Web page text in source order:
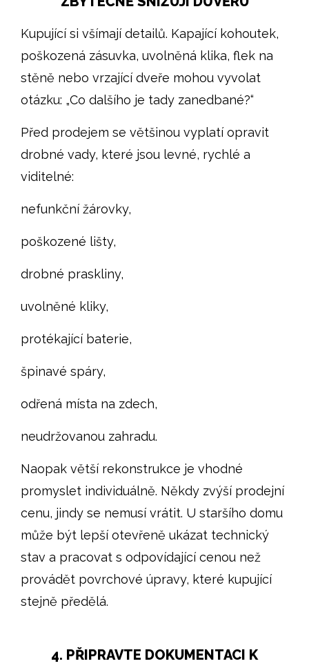
Kupující si všímají detailů. Kapající kohoutek,
poškozená zásuvka, uvolněná klika, flek na
stěně nebo vrzající dveře mohou vyvolat
otázku: „Co dalšího je tady zanedbané?“
Před prodejem se většinou vyplatí opravit
drobné vady, které jsou levné, rychlé a
viditelné:
nefunkční žárovky,
poškozené lišty,
drobné praskliny,
uvolněné kliky,
protékající baterie,
špinavé spáry,
odřená místa na zdech,
neudržovanou zahradu.
Naopak větší rekonstrukce je vhodné
promyslet individuálně. Někdy zvýší prodejní
cenu, jindy se nemusí vrátit. U staršího domu
může být lepší otevřeně ukázat technický
stav a pracovat s odpovídající cenou než
provádět povrchové úpravy, které kupující
stejně předělá.
4. PŘIPRAVTE DOKUMENTACI K